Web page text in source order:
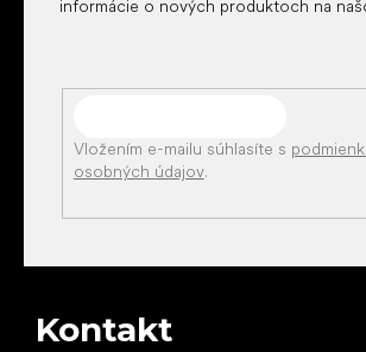
informácie o nových produktoch na
Vložením e-mailu súhlasíte s
osobných údajov.
Kontakt